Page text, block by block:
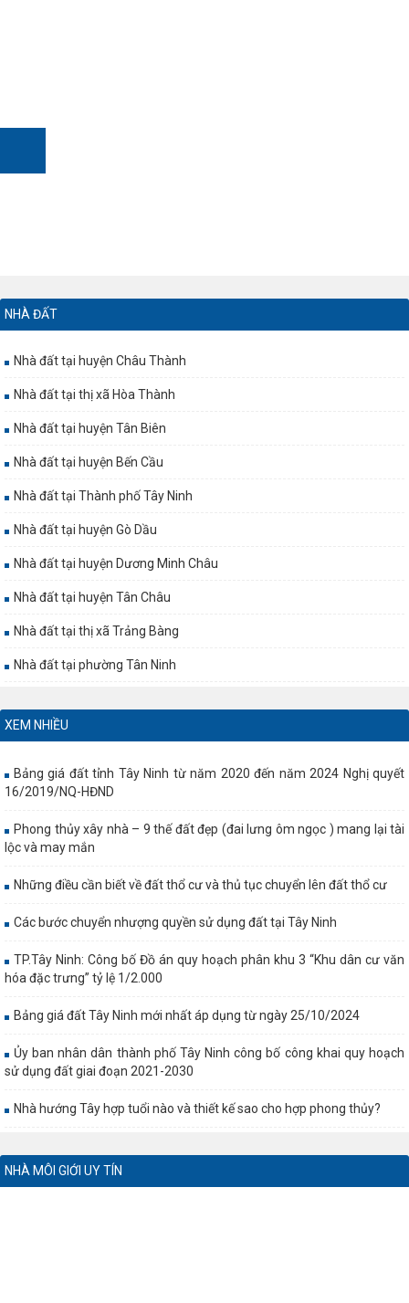
NHÀ ĐẤT
Nhà đất tại huyện Châu Thành
Nhà đất tại thị xã Hòa Thành
Nhà đất tại huyện Tân Biên
Nhà đất tại huyện Bến Cầu
Nhà đất tại Thành phố Tây Ninh
Nhà đất tại huyện Gò Dầu
Nhà đất tại huyện Dương Minh Châu
Nhà đất tại huyện Tân Châu
Nhà đất tại thị xã Trảng Bàng
Nhà đất tại phường Tân Ninh
XEM NHIỀU
Bảng giá đất tỉnh Tây Ninh từ năm 2020 đến năm 2024 Nghị quyết
16/2019/NQ-HĐND
Phong thủy xây nhà – 9 thế đất đẹp (đai lưng ôm ngọc ) mang lại tài
lộc và may mắn
Những điều cần biết về đất thổ cư và thủ tục chuyển lên đất thổ cư
Các bước chuyển nhượng quyền sử dụng đất tại Tây Ninh
TP.Tây Ninh: Công bố Đồ án quy hoạch phân khu 3 “Khu dân cư văn
hóa đặc trưng” tỷ lệ 1/2.000
Bảng giá đất Tây Ninh mới nhất áp dụng từ ngày 25/10/2024
Ủy ban nhân dân thành phố Tây Ninh công bố công khai quy hoạch
sử dụng đất giai đoạn 2021-2030
Nhà hướng Tây hợp tuổi nào và thiết kế sao cho hợp phong thủy?
NHÀ MÔI GIỚI UY TÍN